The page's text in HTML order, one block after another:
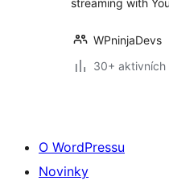
streaming with
WPninjaDevs
30+ aktivních
O WordPressu
Novinky